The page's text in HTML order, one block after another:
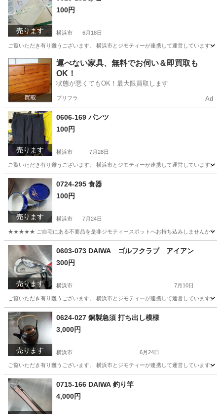
売ります
100円
横浜市 6月18日
ご覧いただき有り難うございます。 横浜市とジモティーが連携して運営していま
神奈川 横浜市 収納家具 リユース
運べない家具、無料でお伺い＆即買取も
OK！
状態が悪くてもOK！最大限買取します
プリフラ Ad
売ります
0606-169 パンツ
100円
横浜市 7月28日
ご覧いただき有り難うございます。 横浜市とジモティーが連携して運営していま
神奈川 横浜市 リユース
売ります
0724-295 食器
100円
横浜市 7月24日
★★★★★ ご自宅にある不要品を是非ジモティースポットへお持ち込みしませんか？
神奈川 横浜市
売ります
0603-073 DAIWA ゴルフクラブ アイアン
300円
横浜市 7月10日
ご覧いただき有り難うございます。 横浜市とジモティーが連携して運営していま
神奈川 横浜市 リユース
売ります
0624-027 銅製急須 打ち出し模様
3,000円
横浜市 6月24日
ご覧いただき有り難うございます。 横浜市とジモティーが連携して運営していま
神奈川 横浜市 0715-166 DAIWA 釣り竿
4,000円